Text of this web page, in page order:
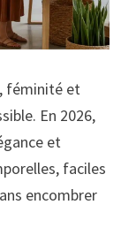
féminité et
En 2026,
et
faciles
encombrer